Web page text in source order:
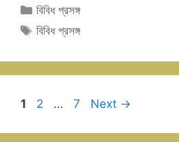
Categories
বিবিধ প্রসঙ্গ
Tags
বিবিধ প্রসঙ্গ
Page
1 Page
2 … Page
7 Next →